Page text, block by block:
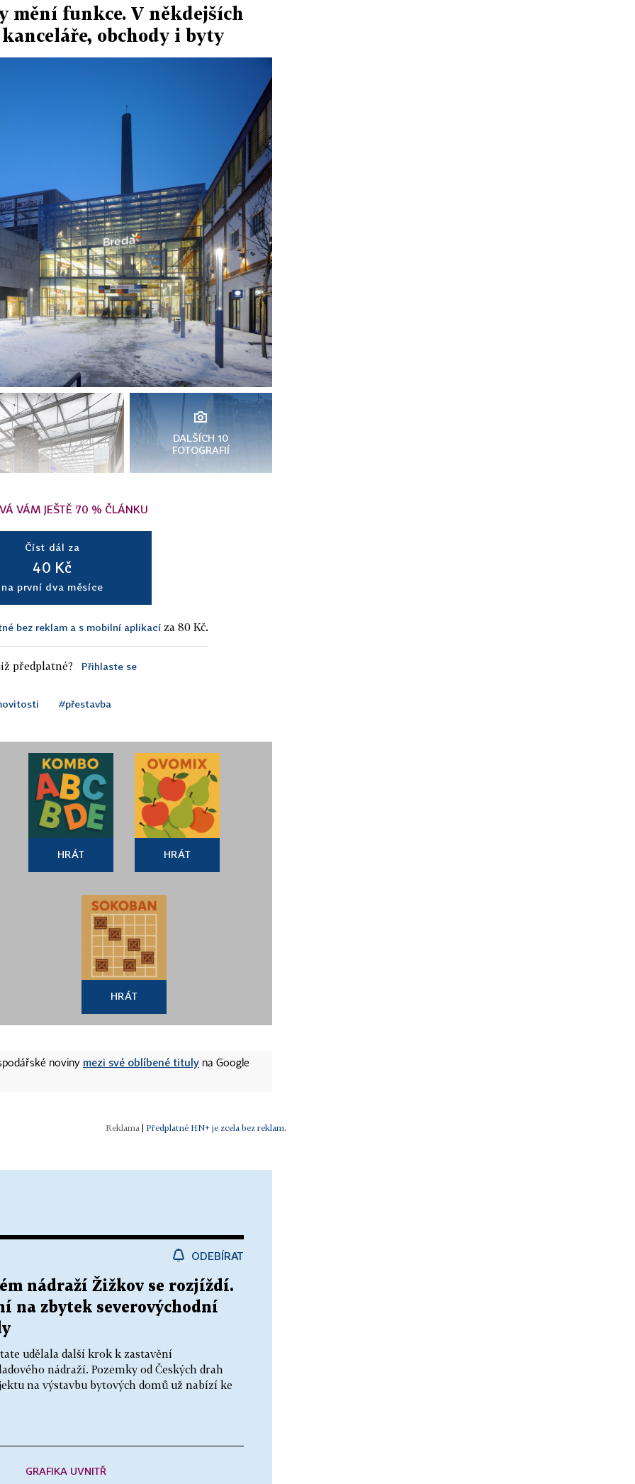
funkce. V někdejších
obchody i byty
DALŠÍCH 10
FOTOGRAFIÍ
VÁM JEŠTĚ 70 % ČLÁNKU
Číst dál za
40 Kč
na první dva měsíce
bez reklam a s mobilní aplikací za 80 Kč.
předplatné? Přihlaste se
#přestavba
HRÁT HRÁT
HRÁT
noviny mezi své oblíbené tituly na Google
| Předplatné HN+ je zcela bez reklam.
ODEBÍRAT
nádraží Žižkov se rozjíždí.
na zbytek severovýchodní
udělala další krok k zastavění
nádraží. Pozemky od Českých drah
na výstavbu bytových domů už nabízí ke
GRAFIKA UVNITŘ